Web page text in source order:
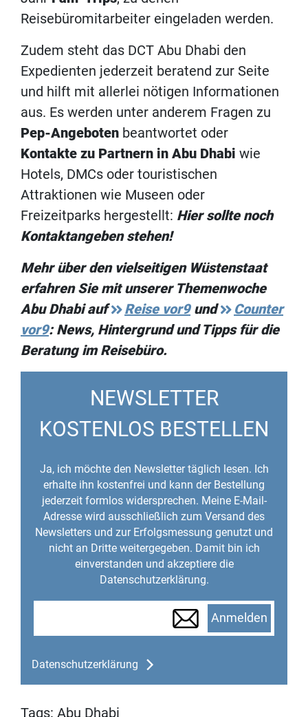
Reisebüromitarbeiter eingeladen werden.
Zudem steht das DCT Abu Dhabi den
Expedienten jederzeit beratend zur Seite
und hilft mit allerlei nötigen Informationen
aus. Es werden unter anderem Fragen zu
Pep-Angeboten beantwortet oder
Kontakte zu Partnern in Abu Dhabi wie
Hotels, DMCs oder touristischen
Attraktionen wie Museen oder
Freizeitparks hergestellt: Hier sollte noch
Kontaktangeben stehen!
Mehr über den vielseitigen Wüstenstaat
erfahren Sie mit unserer Themenwoche
Abu Dhabi auf
Reise vor9und
Counter
vor9: News, Hintergrund und Tipps für die
Beratung im Reisebüro.
NEWSLETTER
KOSTENLOS BESTELLEN
Ja, ich möchte den Newsletter täglich lesen. Ich
erhalte ihn kostenfrei und kann der Bestellung
jederzeit formlos widersprechen. Meine E-Mail-
Adresse wird ausschließlich zum Versand des
Newsletters und zur Erfolgsmessung genutzt und
nicht an Dritte weitergegeben. Damit bin ich
einverstanden und akzeptiere die
Datenschutzerklärung.
Anmelden
Datenschutzerklärung
Tags: Abu Dhabi